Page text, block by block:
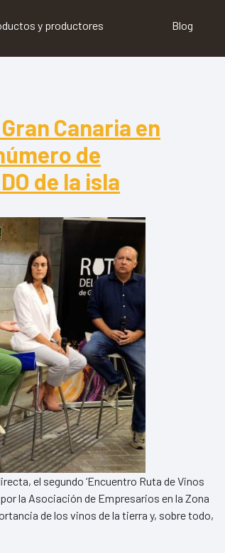
y productores Blog
Canaria en
de
de la isla
el segundo ‘Encuentro Ruta de Vinos
la Asociación de Empresarios en la Zona
de los vinos de la tierra y, sobre todo,